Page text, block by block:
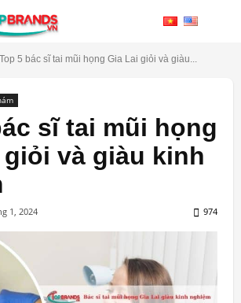
Top 5 bác sĩ tai mũi họng Gia Lai giỏi và giàu...
sĩ tai mũi họng
giỏi và giàu kinh
1, 2024 974